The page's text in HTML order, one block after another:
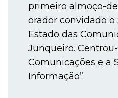
primeiro almoço-
orador convidado o
Estado das
Junqueiro.
Comunicações e a
Informação”.